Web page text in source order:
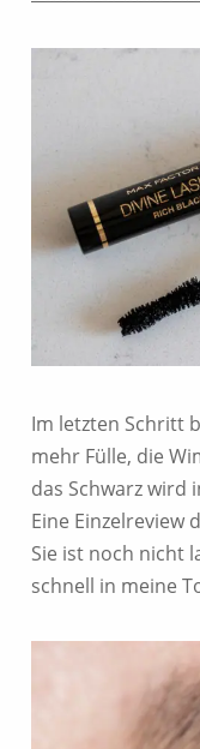
Im letzten Schritt
mehr Fülle, die
das Schwarz wird
Eine
Sie ist noch nicht
schnell in meine